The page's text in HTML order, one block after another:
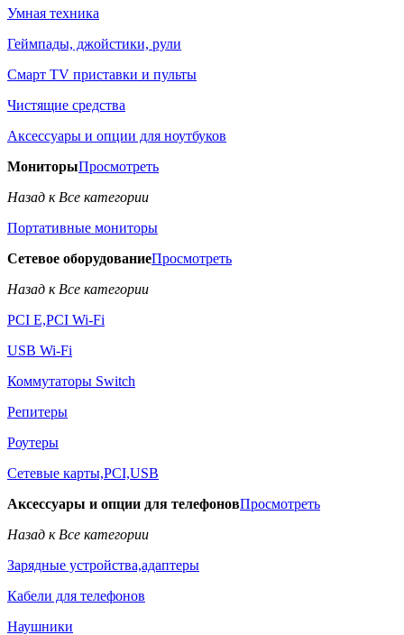
Умная техника
Геймпады, джойстики, рули
Смарт TV приставки и пульты
Чистящие средства
Аксессуары и опции для ноутбуков
МониторыПросмотреть
Назад к Все категории
Портативные мониторы
Сетевое оборудованиеПросмотреть
Назад к Все категории
PCI E,PCI Wi-Fi
USB Wi-Fi
Коммутаторы Switch
Репитеры
Роутеры
Сетевые карты,PCI,USB
Аксессуары и опции для телефоновПросмотреть
Назад к Все категории
Зарядные устройства,адаптеры
Кабели для телефонов
Наушники